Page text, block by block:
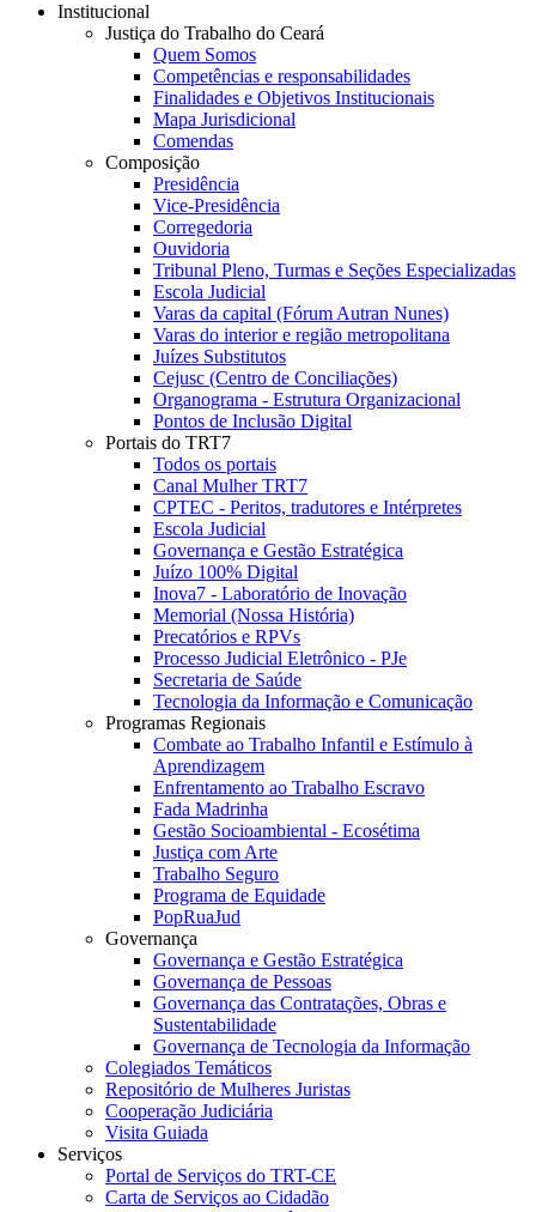
Institucional
Justiça do Trabalho do Ceará
Quem Somos
Competências e responsabilidades
Finalidades e Objetivos Institucionais
Mapa Jurisdicional
Comendas
Composição
Presidência
Vice-Presidência
Corregedoria
Ouvidoria
Tribunal Pleno, Turmas e Seções Especializadas
Escola Judicial
Varas da capital (Fórum Autran Nunes)
Varas do interior e região metropolitana
Juízes Substitutos
Cejusc (Centro de Conciliações)
Organograma - Estrutura Organizacional
Pontos de Inclusão Digital
Portais do TRT7
Todos os portais
Canal Mulher TRT7
CPTEC - Peritos, tradutores e Intérpretes
Escola Judicial
Governança e Gestão Estratégica
Juízo 100% Digital
Inova7 - Laboratório de Inovação
Memorial (Nossa História)
Precatórios e RPVs
Processo Judicial Eletrônico - PJe
Secretaria de Saúde
Tecnologia da Informação e Comunicação
Programas Regionais
Combate ao Trabalho Infantil e Estímulo à
Aprendizagem
Enfrentamento ao Trabalho Escravo
Fada Madrinha
Gestão Socioambiental - Ecosétima
Justiça com Arte
Trabalho Seguro
Programa de Equidade
PopRuaJud
Governança
Governança e Gestão Estratégica
Governança de Pessoas
Governança das Contratações, Obras e
Sustentabilidade
Governança de Tecnologia da Informação
Colegiados Temáticos
Repositório de Mulheres Juristas
Cooperação Judiciária
Visita Guiada
Serviços
Portal de Serviços do TRT-CE
Carta de Serviços ao Cidadão